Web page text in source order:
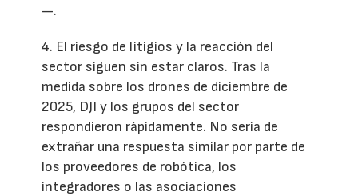
—.
4. El riesgo de litigios y la reacción del
sector siguen sin estar claros. Tras la
medida sobre los drones de diciembre de
2025, DJI y los grupos del sector
respondieron rápidamente. No sería de
extrañar una respuesta similar por parte de
los proveedores de robótica, los
integradores o las asociaciones